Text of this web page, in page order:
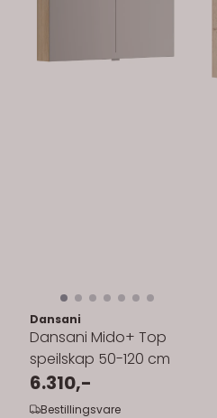
Dansani
Dansani Mido+ Top
speilskap 50-120 cm
6.310,-
Bestillingsvare